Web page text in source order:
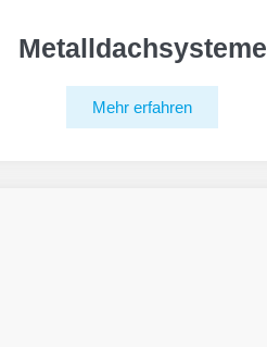
Metalldachsysteme
Mehr erfahren